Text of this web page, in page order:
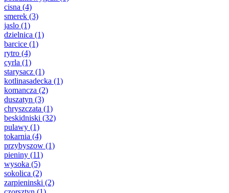
cisna (4)
smerek (3)
jaslo (1)
dzielnica (1)
barcice (1)
rytro (4)
cyrla (1)
starysacz (1)
kotlinasadecka (1)
komancza (2)
duszatyn (3)
chryszczata (1)
beskidniski (32)
pulawy (1)
tokarnia (4)
przybyszow (1)
pieniny (11)
wysoka (5)
sokolica (2)
zarpieninski (2)